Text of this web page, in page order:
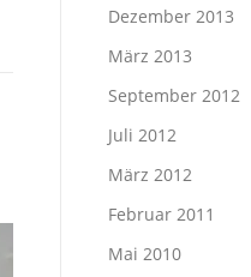
Dezember 2013
März 2013
September 2012
Juli 2012
März 2012
Februar 2011
Mai 2010